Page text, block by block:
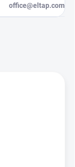
office@eltap.com